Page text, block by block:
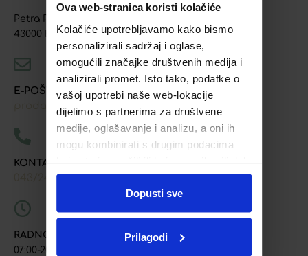
Ova web-stranica koristi kolačiće
Kolačiće upotrebljavamo kako bismo
personalizirali sadržaj i oglase,
omogućili značajke društvenih medija i
analizirali promet. Isto tako, podatke o
vašoj upotrebi naše web-lokacije
dijelimo s partnerima za društvene
medije, oglašavanje i analizu, a oni ih
mogu kombinirati s drugim podacima
ste upotrebljavali njihove usluge.
Dopusti sve
Prilagodi
Petra Preradovića 4
43000 Bjelovar
E-POŠTA
prodaja@ljekarna-bjelovar.hr
KONTAKT TELEFONI
043/241-907 091/618-9163 091/603-8577
RADNO VRIJEME
07:00-20:00